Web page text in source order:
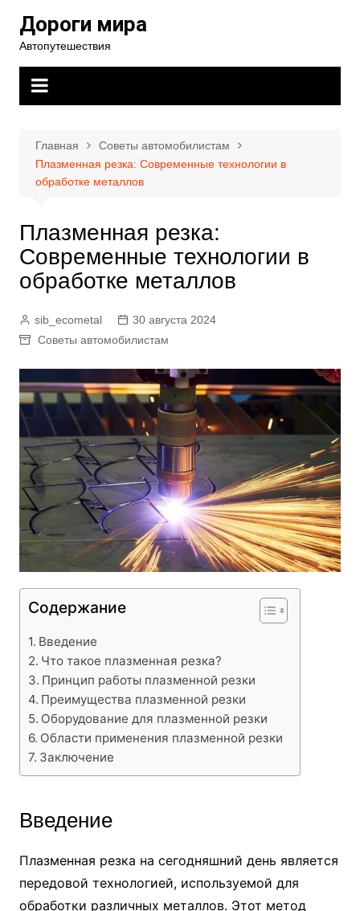
содержимому
Дороги мира
Автопутешествия
Главная
Советы автомобилистам
Плазменная резка: Современные технологии в
обработке металлов
Плазменная резка:
Современные технологии в
обработке металлов
sib_ecometal
30 августа 2024
Советы автомобилистам
Содержание
Введение
Что такое плазменная резка?
Принцип работы плазменной резки
Преимущества плазменной резки
Оборудование для плазменной резки
Области применения плазменной резки
Заключение
Введение
Плазменная резка на сегодняшний день является
передовой технологией, используемой для
обработки различных металлов. Этот метод